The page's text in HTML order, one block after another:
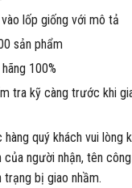
lốp giống với mô tả
sản phẩm
100%
tra kỹ càng trước khi
hàng quý khách vui lòng
của người nhận, tên
trạng bị giao nhầm.